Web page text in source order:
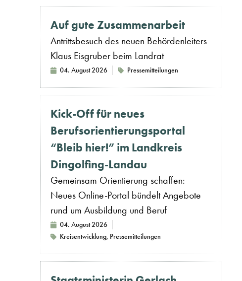
Auf gute Zusammenarbeit
Antrittsbesuch des neuen Behördenleiters
Klaus Eisgruber beim Landrat
04. August 2026 Pressemitteilungen
Kick-Off für neues
Berufsorientierungsportal
“Bleib hier!” im Landkreis
Dingolfing-Landau
Gemeinsam Orientierung schaffen:
Neues Online-Portal bündelt Angebote
rund um Ausbildung und Beruf
04. August 2026
Kreisentwicklung, Pressemitteilungen